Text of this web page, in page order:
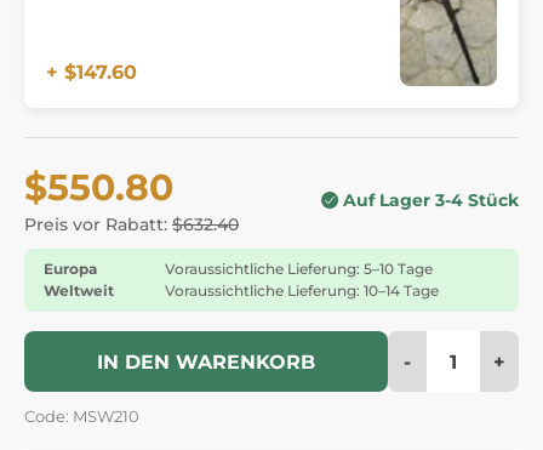
+ $147.60
$550.80
Preis vor Rabatt: $632.40
Auf Lager 3-4 Stück
Europa
Voraussichtliche Lieferung: 5–10 Tage
Weltweit
Voraussichtliche Lieferung: 10–14 Tage
IN DEN WARENKORB - +
Code: MSW210